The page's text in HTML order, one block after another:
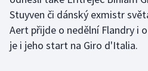
Stolní tenis
Triatlon
Stuyven či dánský exmistr
Aert přijde o nedělní Flandry i
je i jeho start na Giro d'Italia.